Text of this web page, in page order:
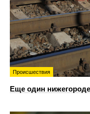
Происшествия
Еще один